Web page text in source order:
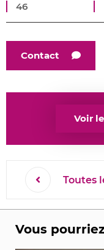
46
Contact
Voir
Toutes
Vous